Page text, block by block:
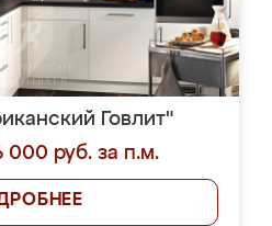
Говлит"
000 руб. за п.м.